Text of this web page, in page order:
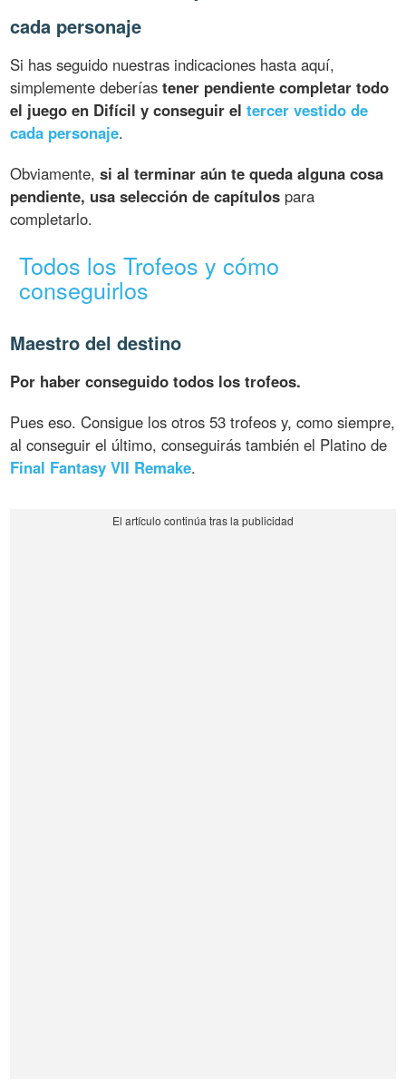
cada personaje
Si has seguido nuestras indicaciones hasta aquí,
simplemente deberíastener pendiente completar todo
el juego en Difícil y conseguir eltercer vestido de
cada personaje.
Obviamente,si al terminar aún te queda alguna cosa
pendiente, usa selección de capítulos para
completarlo.
Todos los Trofeos y cómo
conseguirlos
Maestro del destino
Por haber conseguido todos los trofeos.
Pues eso. Consigue los otros 53 trofeos y, como siempre,
al conseguir el último, conseguirás también el Platino de
Final Fantasy VII Remake.